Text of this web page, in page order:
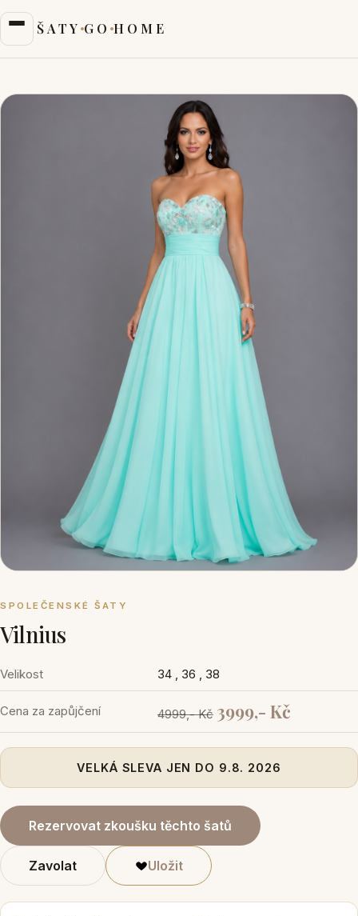
ŠATY GO HOME
SPOLEČENSKÉ ŠATY
Vilnius
Velikost 34 , 36 , 38
Cena za zapůjčení 4999,- Kč 3999,- Kč
VELKÁ SLEVA JEN DO 9.8. 2026
Rezervovat zkoušku těchto šatů
Zavolat Uložit